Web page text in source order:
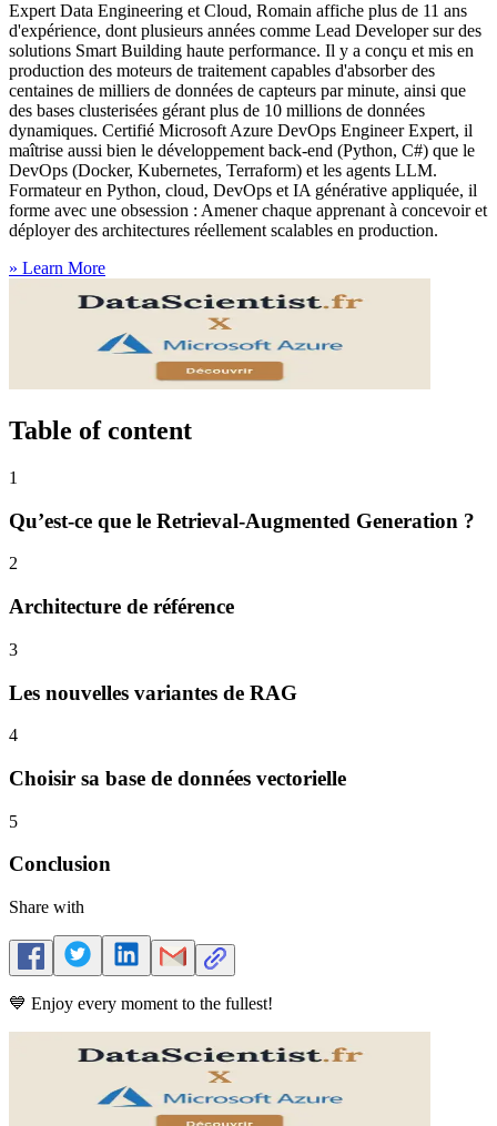
Expert Data Engineering et Cloud, Romain affiche plus de 11 ans
d'expérience, dont plusieurs années comme Lead Developer sur des
solutions Smart Building haute performance. Il y a conçu et mis en
production des moteurs de traitement capables d'absorber des
centaines de milliers de données de capteurs par minute, ainsi que
des bases clusterisées gérant plus de 10 millions de données
dynamiques. Certifié Microsoft Azure DevOps Engineer Expert, il
maîtrise aussi bien le développement back-end (Python, C#) que le
DevOps (Docker, Kubernetes, Terraform) et les agents LLM.
Formateur en Python, cloud, DevOps et IA générative appliquée, il
forme avec une obsession : Amener chaque apprenant à concevoir et
déployer des architectures réellement scalables en production.
» Learn More
Table of content
1
Qu’est-ce que le Retrieval-Augmented Generation ?
2
Architecture de référence
3
Les nouvelles variantes de RAG
4
Choisir sa base de données vectorielle
5
Conclusion
Share with
💙 Enjoy every moment to the fullest!